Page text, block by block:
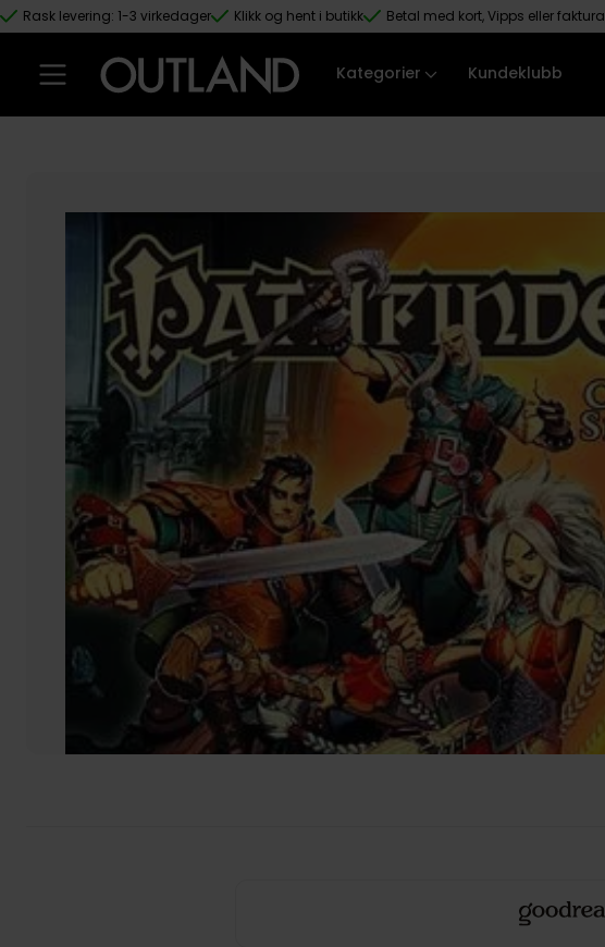
Hopp til hovedinnhold
Rask levering: 1-3 virkedager Klikk og hent i butikk Betal med kort, Vipps eller faktura
Kategorier Kundeklubb